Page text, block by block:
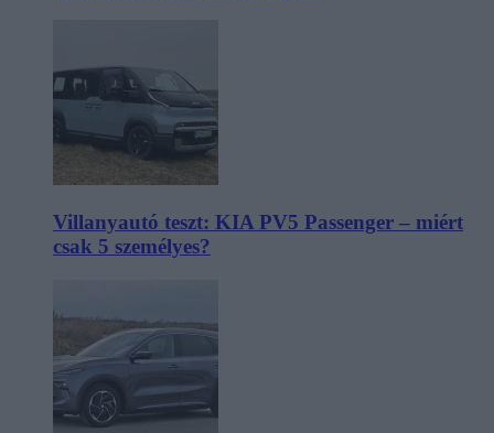
Villanyautó teszt: KIA PV5 Passenger – miért
csak 5 személyes?